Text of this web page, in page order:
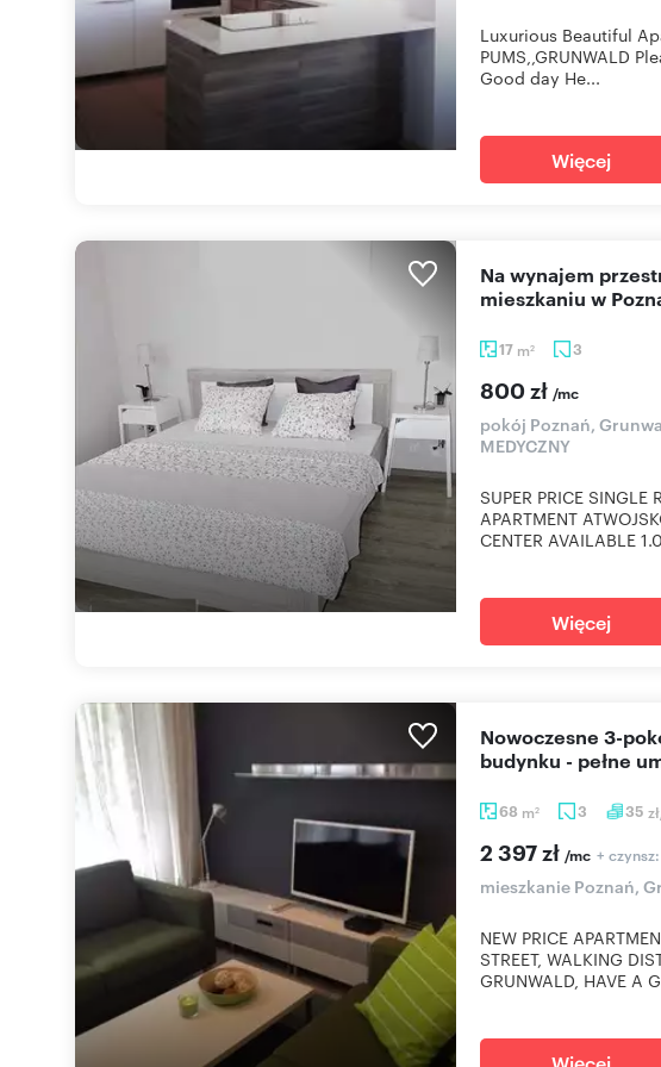
Luxurious Beautiful
PUMS,,GRUNWALD
Good day He...
Więcej
17 m2 3
Na wynajem przestronny pokój 16 m² w nowym
mieszkaniu w
800 zł /mc
pokój Poznań,
MEDYCZNY
SUPER PRICE
APARTMENT
CENTER AVAILABLE
Więcej
68 m2 3 35
Nowoczesne 3-pokojowe mieszkanie w nowym
budynku - pełne
2 397 zł /mc +
mieszkanie Poznań,
NEW PRICE
STREET, WALKING
GRUNWALD, HAVE A